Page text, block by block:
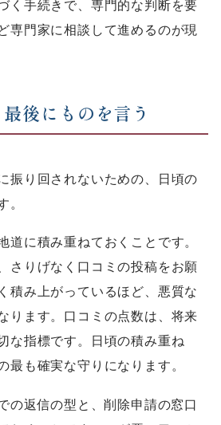
く手続きで、専門的な判断を要
専門家に相談して進めるのが現
後にものを言う
振り回されないための、日頃の
。
道に積み重ねておくことです。
さりげなく口コミの投稿をお願
積み上がっているほど、悪質な
ります。口コミの点数は、将来
な指標です。日頃の積み重ね
最も確実な守りになります。
の返信の型と、削除申請の窓口